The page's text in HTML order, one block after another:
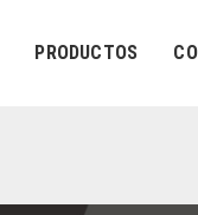
PRODUCTOS